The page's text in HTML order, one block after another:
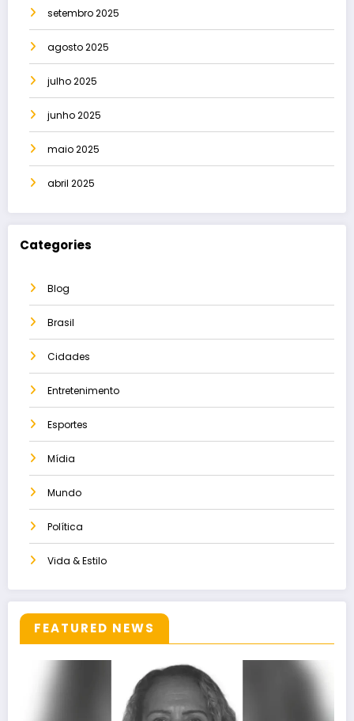
setembro 2025
agosto 2025
julho 2025
junho 2025
maio 2025
abril 2025
Categories
Blog
Brasil
Cidades
Entretenimento
Esportes
Mídia
Mundo
Política
Vida & Estilo
FEATURED NEWS